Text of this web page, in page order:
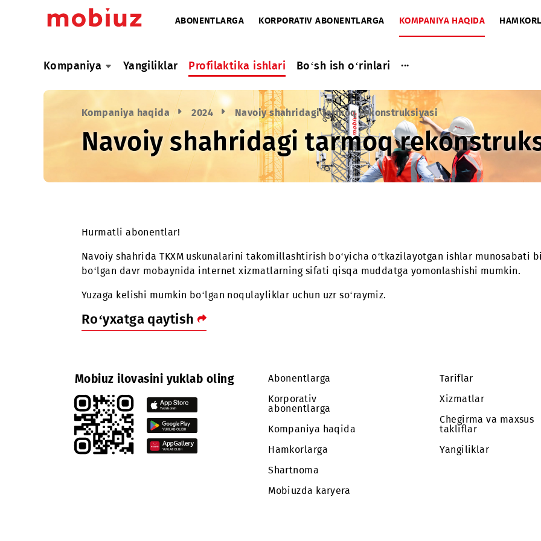
ABONENTLARGA KORPORATIV ABONENTLARGA KOMPANIYA HAQIDA
Kompaniya Yangiliklar Profilaktika ishlari Bo‘sh ish o‘rinlari
Kompaniya haqida Navoiy shahridagi tarmoq rekonstruksiyasi
Navoiy shahridagi tarmoq
Hurmatli abonentlar!
Navoiy shahrida TKXM uskunalarini takomillashtirish bo‘yicha o‘tkazilayotgan ishlar
bo‘lgan davr mobaynida internet xizmatlarning sifati qisqa muddatga yomonlashishi
Yuzaga kelishi mumkin bo‘lgan noqulayliklar uchun uzr so‘raymiz.
Mobiuz ilovasini yuklab oling
Korporativ
abonentlarga
Kompaniya haqida
Hamkorlarga
Tariflar